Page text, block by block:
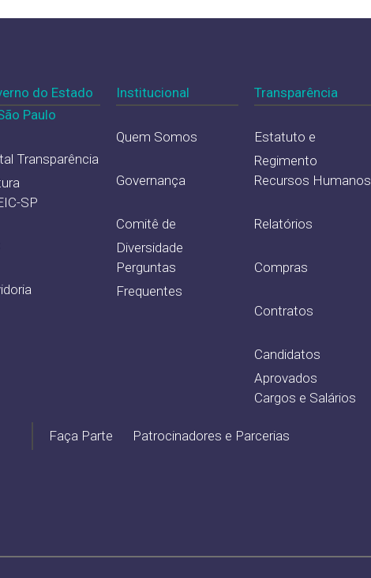
Institucional
Quem Somos
Governança
Comitê de
Diversidade
Perguntas
Frequentes
Transparência
Estatuto e
Regimento
Recursos Humanos
Relatórios
Compras
Contratos
Candidatos
Aprovados
Cargos e Salários
Faça Parte Patrocinadores e Parcerias
do Estado
Paulo
Transparência
SP